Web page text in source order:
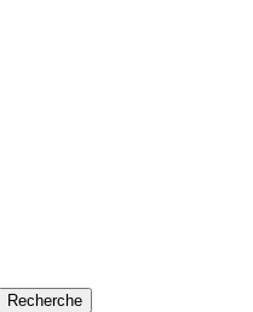
Recherche